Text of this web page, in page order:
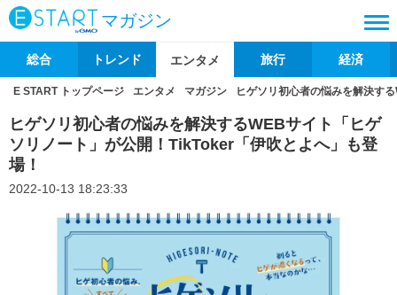
マガジン
総合 トレンド エンタメ 旅行 経済
E START トップページ エンタメ マガジン ヒゲソリ初心者の悩みを解決す
ヒゲソリ初心者の悩みを解決するWEBサイト「ヒゲ
ソリノート」が公開！TikToker「伊吹とよへ」も登
場！
2022-10-13 18:23:33